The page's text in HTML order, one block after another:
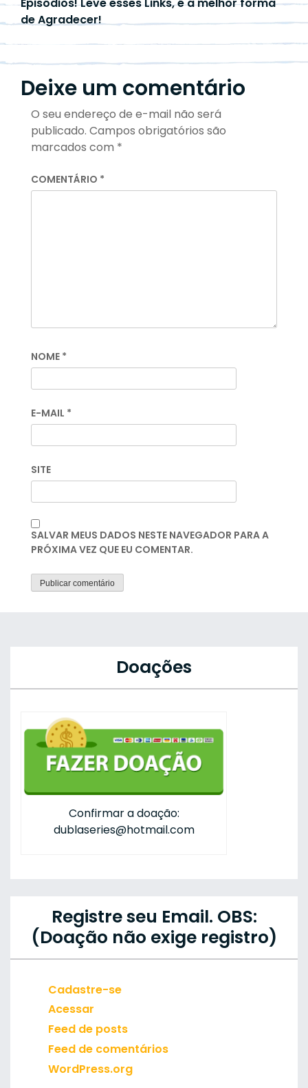
de Agradecer!
Deixe um comentário
O seu endereço de e-mail não será
publicado. Campos obrigatórios são
marcados com *
COMENTÁRIO *
NOME *
E-MAIL *
SITE
SALVAR MEUS DADOS NESTE NAVEGADOR PARA A
PRÓXIMA VEZ QUE EU COMENTAR.
Doações
Confirmar a doação:
dublaseries@hotmail.com
Registre seu Email. OBS:
(Doação não exige registro)
Cadastre-se
Acessar
Feed de posts
Feed de comentários
WordPress.org